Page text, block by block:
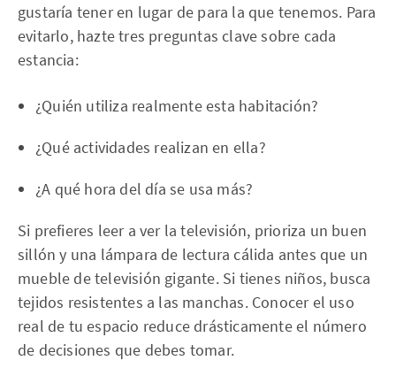
gustaría tener en lugar de para la que tenemos. Para
evitarlo, hazte tres preguntas clave sobre cada
estancia:
¿Quién utiliza realmente esta habitación?
¿Qué actividades realizan en ella?
¿A qué hora del día se usa más?
Si prefieres leer a ver la televisión, prioriza un buen
sillón y una lámpara de lectura cálida antes que un
mueble de televisión gigante. Si tienes niños, busca
tejidos resistentes a las manchas. Conocer el uso
real de tu espacio reduce drásticamente el número
de decisiones que debes tomar.